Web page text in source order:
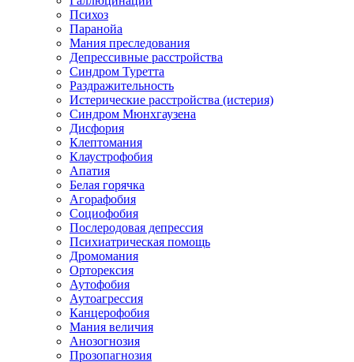
Психоз
Паранойа
Мания преследования
Депрессивные расстройства
Синдром Туретта
Раздражительность
Истерические расстройства (истерия)
Синдром Мюнхгаузена
Дисфория
Клептомания
Клаустрофобия
Апатия
Белая горячка
Агорафобия
Социофобия
Послеродовая депрессия
Психиатрическая помощь
Дромомания
Орторексия
Аутофобия
Аутоагрессия
Канцерофобия
Мания величия
Анозогнозия
Прозопагнозия